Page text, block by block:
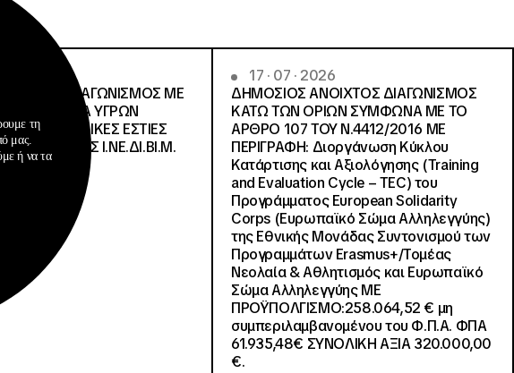
ΔΙΑΓΩΝΙΣΜΟΣ ΜΕ
ΥΓΡΩΝ
ΦΟΙΤΗΤΙΚΕΣ ΕΣΤΙΕΣ
ΕΥΘΥΝΗΣ Ι.ΝΕ.ΔΙ.ΒΙ.Μ.
17 · 07 · 2026
ΔΗΜΟΣΙΟΣ ΑΝΟΙΧΤΟΣ ΔΙΑΓΩΝΙΣΜΟΣ
ΚΑΤΩ ΤΩΝ ΟΡΙΩΝ ΣΥΜΦΩΝΑ ΜΕ ΤΟ
ΑΡΘΡΟ 107 ΤΟΥ Ν.4412/2016 ΜΕ
ΠΕΡΙΓΡΑΦΗ: Διοργάνωση Κύκλου
Κατάρτισης και Αξιολόγησης (Training
and Evaluation Cycle – TEC) του
Προγράμματος European Solidarity
Corps (Ευρωπαϊκό Σώμα Αλληλεγγύης)
της Εθνικής Μονάδας Συντονισμού των
Προγραμμάτων Erasmus+/Τομέας
Νεολαία & Αθλητισμός και Ευρωπαϊκό
Σώμα Αλληλεγγύης ΜΕ
ΠΡΟΫΠΟΛΓΙΣΜΟ:258.064,52 € μη
συμπεριλαμβανομένου του Φ.Π.Α. ΦΠΑ
61.935,48€ ΣΥΝΟΛΙΚΗ ΑΞΙΑ 320.000,00
€.
τη
μας.
ή να τα